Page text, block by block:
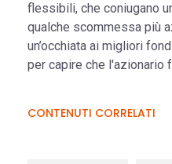
flessibili, che coniugano
qualche scommessa più
un’occhiata ai migliori
per capire che l'azionario
CONTENUTI CORRELATI